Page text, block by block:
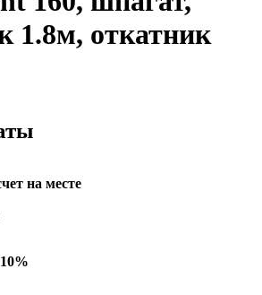
1.8м, откатник
на месте